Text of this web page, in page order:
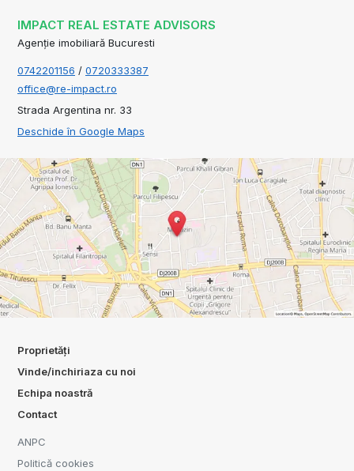
IMPACT REAL ESTATE ADVISORS
Agenție imobiliară Bucuresti
0742201156 / 0720333387
office@re-impact.ro
Strada Argentina nr. 33
Deschide în Google Maps
Proprietăți
Vinde/inchiriaza cu noi
Echipa noastră
Contact
ANPC
Politică cookies